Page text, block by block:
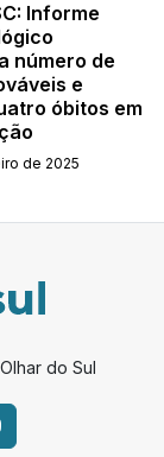
Informe
número de
e
óbitos em
de 2025
do Sul